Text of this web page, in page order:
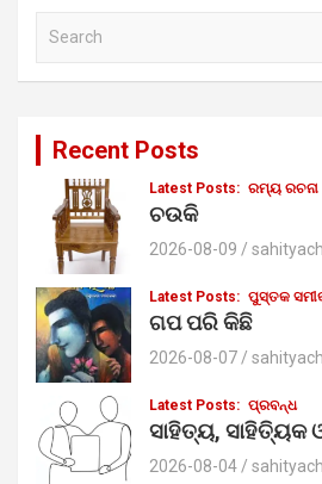
a
Recent Posts
Latest Posts: ରମ୍ୟ ରଚନା
ଚଉକି
2026-08-09
Latest Posts: ପୁସ୍ତକ
ଗପ ପରି କିଛି
2026-08-07
Latest Posts: ପ୍ରବନ୍ଧ
ସାହିତ୍ୟ, ସାହିତ୍ୟିକ
2026-08-04